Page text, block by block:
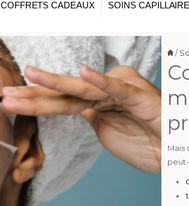
COFFRETS CADEAUX SOINS
/
Mais